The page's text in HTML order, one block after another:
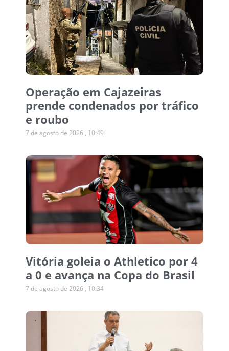
Operação em Cajazeiras
prende condenados por tráfico
e roubo
7 de agosto de 2026 10:49
Vitória goleia o Athletico por 4
a 0 e avança na Copa do Brasil
7 de agosto de 2026 10:34